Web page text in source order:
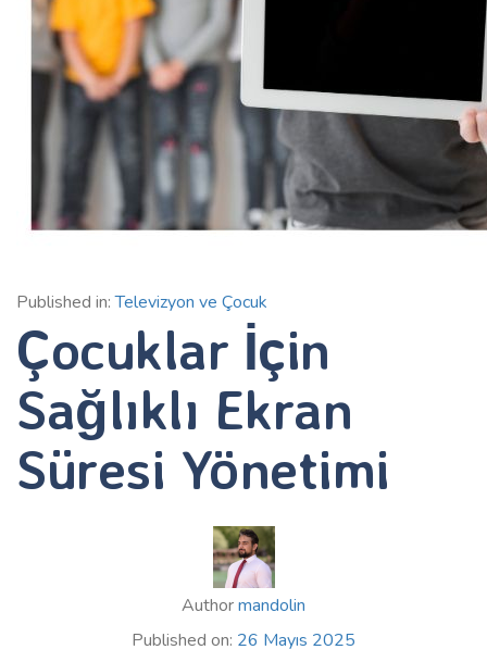
Published in: Televizyon ve Çocuk
Çocuklar İçin
Sağlıklı Ekran
Süresi Yönetimi
Authormandolin
Published on: 26 Mayıs 2025